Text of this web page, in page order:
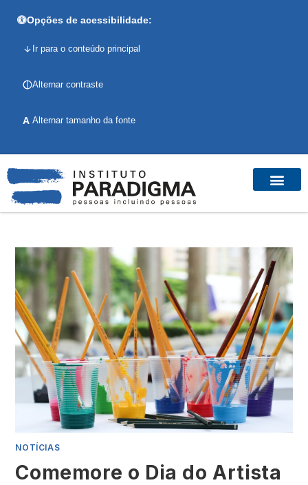
Opções de acessibilidade:
Ir para o conteúdo principal
Alternar contraste
A Alternar tamanho da fonte
NOTÍCIAS
Comemore o Dia do Artista